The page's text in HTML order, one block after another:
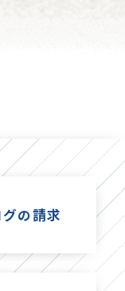
グの請求